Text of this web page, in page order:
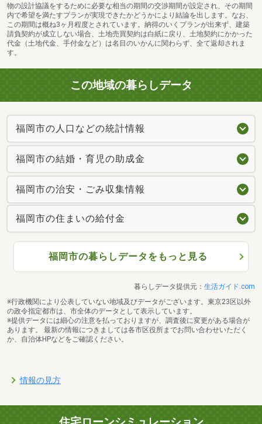
物の設計協議をするために必要な相当の期間の交渉期間が設定され、その期間
内で希望を満たすプランが実現できたかどうかにより結論を出します。なお、
この期間は概ね3ヶ月程度とされています。納得のいくプランが出来ず、建築
請負契約が成立しない場合、土地売買契約は白紙に戻り、土地契約にかかった
代金（土地代金、手付金など）は名目のいかんに関わらず、全て返却されま
す。
この地域の暮らしデータ
福岡市の人口などの統計情報
福岡市の結婚・育児の助成金
福岡市の治安・ごみ収集情報
福岡市の住まいの給付金
福岡市の暮らしデータをもっと見る
暮らしデータ提供元： 生活ガイド.com
※行政機関により公表していない地域及びデータがございます。東京23区以外
の政令指定都市は、市全体のデータとして表示しています。
※提供データには細心の注意を払っておりますが、調査後に変更がある場合が
あります。 最新の情報につきましては各市区役所までお問い合わせいただく
か、自治体HPなどをご確認ください。
情報の見方